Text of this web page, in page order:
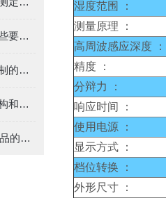
选购近红外在线水分仪要掌握哪些要点？
近红外在线水分仪对产品质量控制的意义？
容量法卡氏水分测定仪的仪器结构和原理解析
DSC差式扫描量热仪测定液态样品的热性能
湿度范围 ：
测量原理 ：
高周波感应深度 ：
精度 ：
分辩力 ：
响应时间 ：
使用电源 ：
显示方式 ：
档位转换 ：
外形尺寸 ：